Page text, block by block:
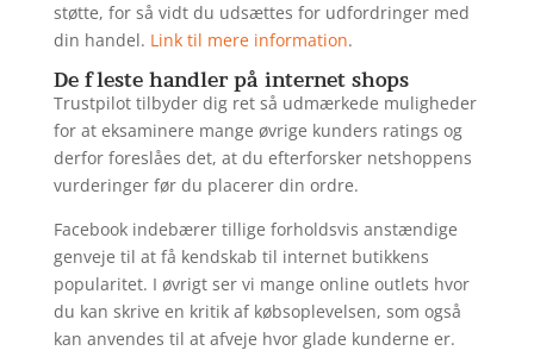
støtte, for så vidt du udsættes for udfordringer med
din handel. Link til mere information.
De fleste handler på internet shops
Trustpilot tilbyder dig ret så udmærkede muligheder
for at eksaminere mange øvrige kunders ratings og
derfor foreslåes det, at du efterforsker netshoppens
vurderinger før du placerer din ordre.
Facebook indebærer tillige forholdsvis anstændige
genveje til at få kendskab til internet butikkens
popularitet. I øvrigt ser vi mange online outlets hvor
du kan skrive en kritik af købsoplevelsen, som også
kan anvendes til at afveje hvor glade kunderne er.